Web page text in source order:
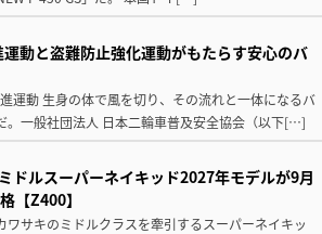
動と盗難防止強化運動がもたらす安心のバ
運動 生身の体で風を切り、その流れと一体になるバ
。一般社団法人 日本二輪車普及安全協会（以下[…]
ドルスーパーネイキッド2027年モデルが9月
【Z400】
サキのミドルクラスを牽引するスーパーネイキッ